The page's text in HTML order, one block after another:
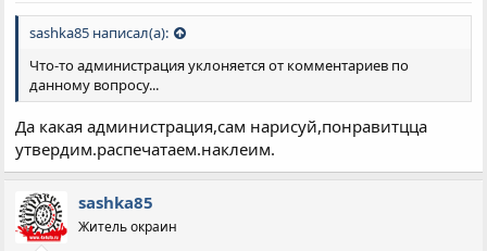
sashka85 написал(а):
Что-то администрация уклоняется от комментариев по
данному вопросу...
Да какая администрация,сам нарисуй,понравитцца
утвердим.распечатаем.наклеим.
sashka85
Житель окраин